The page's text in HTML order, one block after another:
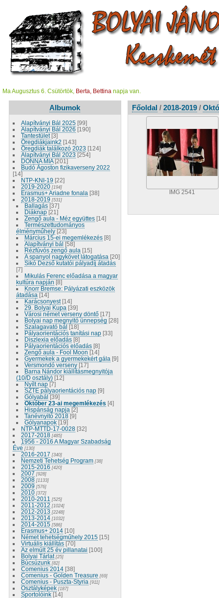
Ma Augusztus 6. Csütörtök, Berta, Bettina napja van.
Albumok
Alapítványi Bál 2025 [99]
Alapítványi Bál 2026 [190]
Tantestület [3]
Öregdiákjaink2 [143]
Öregdiák találkozó 2023 [124]
Alapítványi Bál 2023 [254]
DONNA MIA [201]
Budó Ágoston fizikaverseny 2022
[14]
NTP-KNI-19 [22]
2019-2020 [194]
Erasmus+ Ariadne fonala [38]
2018-2019 [531]
Ballagás [37]
Diáknap [21]
Zengő aula - Méz együttes [14]
Természettudományos
élményműhely [23]
Március 15-ei megemlékezés [8]
Alapítványi bál [58]
Rézfúvós zengő aula [15]
A spanyol nagykövet látogatása [20]
Sikó Dezső kutatói pályadíj átadás
[7]
Mikulás Ferenc előadása a magyar
kultúra napján [8]
Knorr Bremse: Pályázati eszközök
átadása [14]
Karácsonyest [14]
29. Bolyai Kupa [39]
Városi német verseny döntő [17]
Bolyai nap megnyitó ünnepség [28]
Szalagavató bál [18]
Pályaorientációs tanítási nap [33]
Diszlexia előadás [8]
Pályaorientációs előadás [8]
Zengő aula - Fool Moon [14]
Gyermekek a gyermekekért gála [9]
Versmondó verseny [17]
Barna Nándor kiállításmegnyitója
(10/D osztály) [12]
Nyílt nap [7]
SZTE pályaorientációs nap [9]
Gólyabál [39]
Október 23-ai megemlékezés [4]
Hispánság napja [2]
Tanévnyitó 2018 [9]
Gólyanapok [19]
NTP-MTTD-17-0028 [32]
2017-2018 [485]
1956 - 2016 A Magyar Szabadság
Éve [130]
2016-2017 [340]
Nemzeti Tehetség Program [38]
2015-2016 [420]
2007 [928]
2008 [1133]
2009 [576]
2010 [372]
2010-2011 [525]
2011-2012 [1024]
2012-2013 [2248]
2013-2014 [1032]
2014-2015 [586]
Erasmus+ 2014 [10]
Német tehetségműhely 2015 [15]
Virtuális kiállítás [70]
Az elmúlt 25 év pillanatai [100]
Bolyai Tárlat [25]
Búcsúzunk [82]
Comenius 2014 [38]
Comenius - Golden Treasure [69]
Comenius - Puszta-Styria [911]
Osztályképek [187]
Sportolóink [14]
Főoldal/ 2018-2019/
IMG 2541